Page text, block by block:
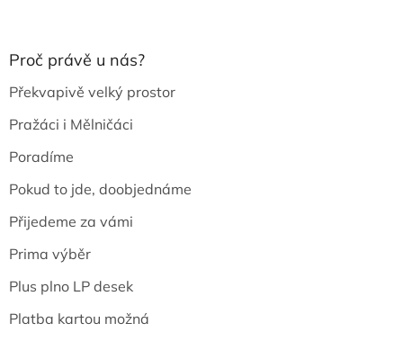
Proč právě u nás?
Překvapivě velký prostor
Pražáci i Mělničáci
Poradíme
Pokud to jde, doobjednáme
Přijedeme za vámi
Prima výběr
Plus plno LP desek
Platba kartou možná